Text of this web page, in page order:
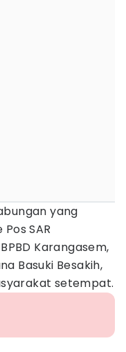
yang
SAR
Karangasem,
Basuki Besakih,
setempat.